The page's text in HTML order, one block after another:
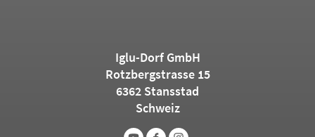
Iglu-Dorf GmbH
Rotzbergstrasse 15
6362 Stansstad
Schweiz